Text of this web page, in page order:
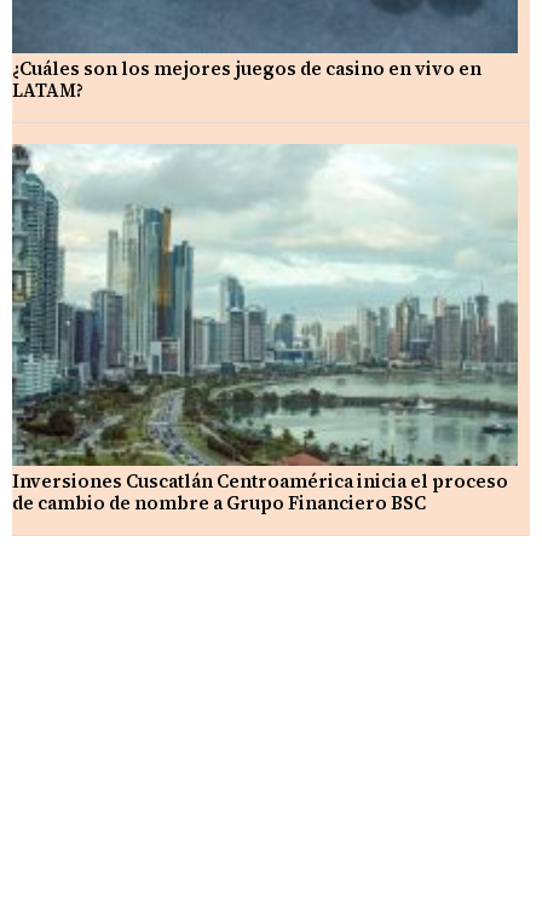
¿Cuáles son los mejores juegos de casino en vivo en
LATAM?
Inversiones Cuscatlán Centroamérica inicia el proceso
de cambio de nombre a Grupo Financiero BSC